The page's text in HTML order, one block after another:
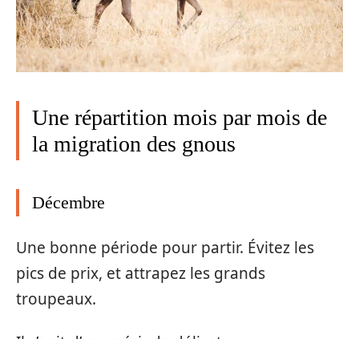
Une répartition mois par mois de
la migration des gnous
Décembre
Une bonne période pour partir. Évitez les
pics de prix, et attrapez les grands
troupeaux.